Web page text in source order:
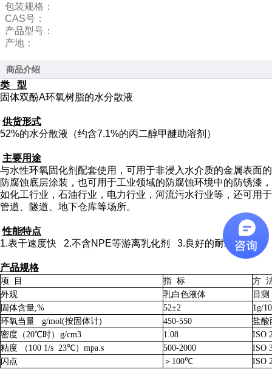
包装规格：
CAS号：
产品型号：
产地：
商品介绍
类
型
固体双酚A环氧树脂的水分散液
供货形式
52%的水分散液（约含7.1%的丙二醇甲醚助溶剂）
主要用途
与水性环氧固化剂配套使用，可用于非浸入水介质的金属表面的
防腐蚀底层涂装，也可用于工业领域的防腐蚀环境中的防锈漆，
如化工行业，石油行业，电力行业，河流污水行业等，还可用于
管道、隧道、地下仓库等场所。
性能特点
1.表干速度快 2.不含NPE等游离乳化剂 3.良好的耐水性
产品规格
项 目 指 标
方
外观
乳白色液体
目测
固体含量,% 52±2
1g/
环氧当量 g/mol(按固体计) 450-550
盐酸
密度（20℃时） g/cm3 1.08
ISO
粘度 （ 100 1/s 23℃） mpa.s 500-2000
ISO
闪点
＞ 100℃ ISO